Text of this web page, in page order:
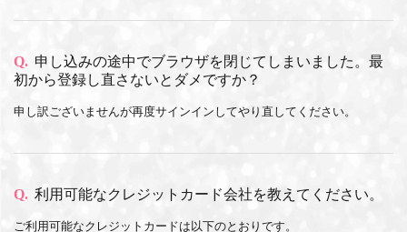
Q. 申し込みの途中でブラウザを閉じてしまいました。最
初から登録し直さないとダメですか？
申し訳ございませんが再度サインインしてやり直してください。
Q. 利用可能なクレジットカード会社を教えてください。
ご利用可能なクレジットカードは以下のとおりです。